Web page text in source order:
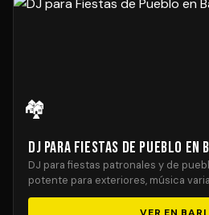
🏘️
DJ para Fiestas de Pueblo en
DJ para fiestas patronales y de
potente para exteriores, música